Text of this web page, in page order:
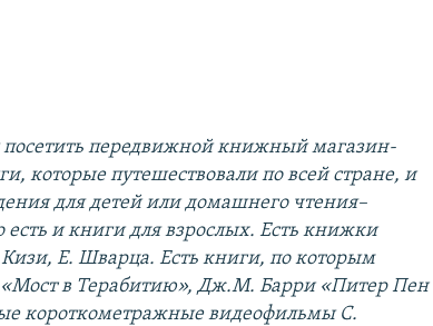
посетить передвижной книжный магазин-
которые путешествовали по всей стране, и
для детей или домашнего чтения–
и книги для взрослых. Есть книжки
Е. Шварца. Есть книги, по которым
в Терабитию», Дж.М. Барри «Питер Пен
короткометражные видеофильмы С.